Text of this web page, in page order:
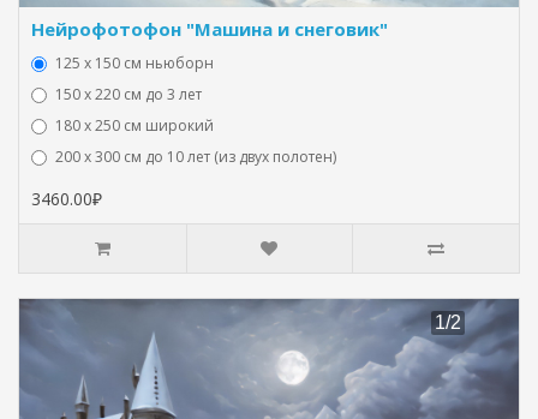
Нейрофотофон "Машина и снеговик"
125 x 150 см ньюборн
150 х 220 см до 3 лет
180 х 250 см широкий
200 х 300 см до 10 лет (из двух полотен)
3460.00₽